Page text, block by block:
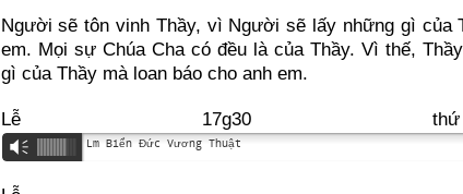
Người sẽ tôn vinh Thầy, vì Người sẽ lấy những gì của
em. Mọi sự Chúa Cha có đều là của Thầy. Vì thế,
gì của Thầy mà loan báo cho anh em.
Lễ 17g30
Vm Lm Biển Đức Vương Thuật